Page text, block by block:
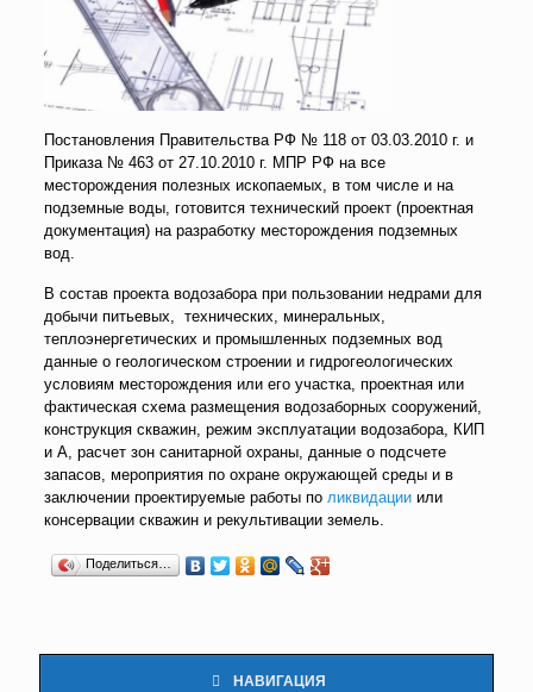
Постановления Правительства РФ № 118 от 03.03.2010 г. и
Приказа № 463 от 27.10.2010 г. МПР РФ на все
месторождения полезных ископаемых, в том числе и на
подземные воды, готовится технический проект (проектная
документация) на разработку месторождения подземных
вод.
В состав проекта водозабора при пользовании недрами для
добычи питьевых, технических, минеральных,
теплоэнергетических и промышленных подземных вод
данные о геологическом строении и гидрогеологических
условиям месторождения или его участка, проектная или
фактическая схема размещения водозаборных сооружений,
конструкция скважин, режим эксплуатации водозабора, КИП
и А, расчет зон санитарной охраны, данные о подсчете
запасов, мероприятия по охране окружающей среды и в
заключении проектируемые работы по ликвидации или
консервации скважин и рекультивации земель.
Поделиться…
НАВИГАЦИЯ